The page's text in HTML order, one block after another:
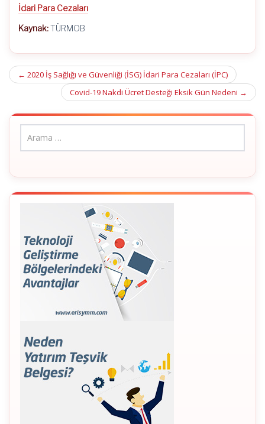
İdari Para Cezaları
Kaynak:TÜRMOB
Post
navigation
← 2020 İş Sağlığı ve Güvenliği (İSG) İdari Para Cezaları (İPC)
Covid-19 Nakdi Ücret Desteği Eksik Gün Nedeni →